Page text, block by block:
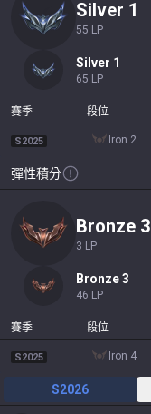
silver 1
55 LP
silver 1
65 LP
賽季 段位
S2025 iron 2
彈性積分
bronze 3
3 LP
bronze 3
46 LP
賽季 段位
S2025 iron 4
S2026